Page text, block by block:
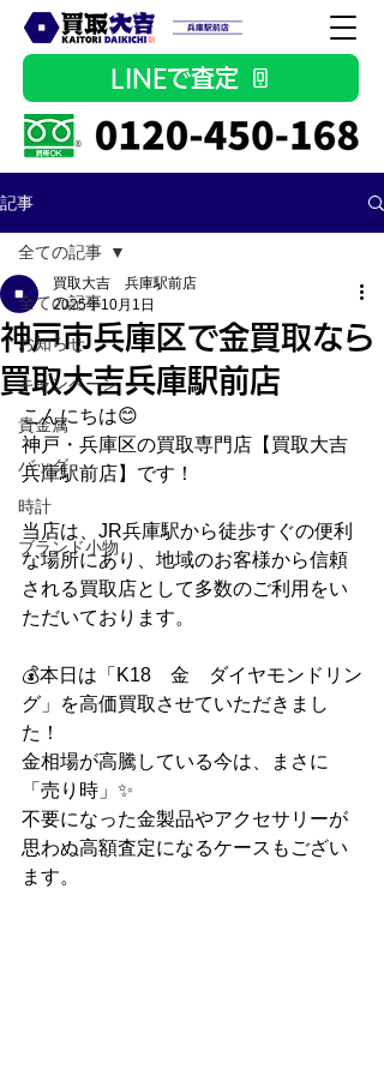
LINEで査定
記事
全ての記事
お知らせ
キャンペーン
貴金属
バッグ
時計
ブランド小物
全ての記事
神戸市兵庫区で金買取なら
買取大吉兵庫駅前店
買取大吉 兵庫駅前店
2025年10月1日
こんにちは😊
神戸・兵庫区の買取専門店【買取大吉
兵庫駅前店】です！
当店は、JR兵庫駅から徒歩すぐの便利
な場所にあり、地域のお客様から信頼
される買取店として多数のご利用をい
ただいております。
💰本日は「K18　金　ダイヤモンドリン
グ」を高価買取させていただきまし
た！
金相場が高騰している今は、まさに
「売り時」✨
不要になった金製品やアクセサリーが
思わぬ高額査定になるケースもござい
ます。